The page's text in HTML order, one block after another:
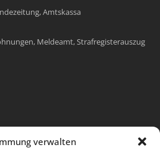
verwalten
Amtskassa
Meldeamt, Strafregisterauszug